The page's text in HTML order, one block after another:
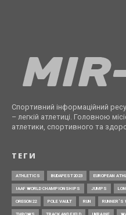
Спортивний інформаційний
– легкій атлетиці. Головною
атлетики, спортивного та
ТЕГИ
ATHLETICS BUDAPEST2023 EUROPEAN
IAAF WORLD CHAMPIONSHIPS JUMPS
OREGON22 POLE VAULT RUN RUNNER’S